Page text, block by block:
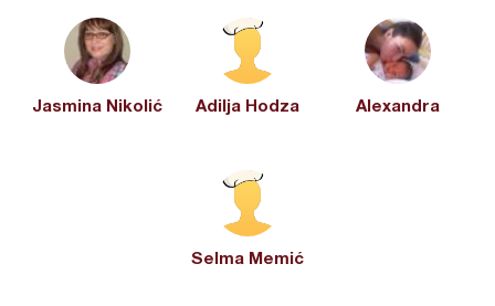
Jasmina Nikolić Adilja Hodza Alexandra
Selma Memić